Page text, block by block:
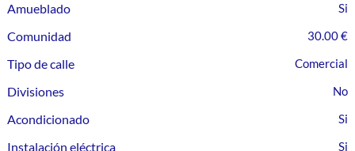
Amueblado
Comunidad
30.00 €
Tipo de calle Comercial
Divisiones
Acondicionado
Instalación eléctrica